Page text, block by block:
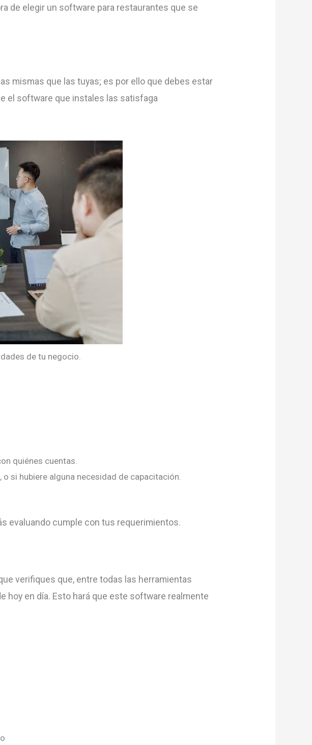
de elegir un software para restaurantes que se
mismas que las tuyas; es por ello que debes estar
el software que instales las satisfaga
de tu negocio.
quiénes cuentas.
si hubiere alguna necesidad de capacitación.
evaluando cumple con tus requerimientos.
verifiques que, entre todas las herramientas
hoy en día. Esto hará que este software realmente